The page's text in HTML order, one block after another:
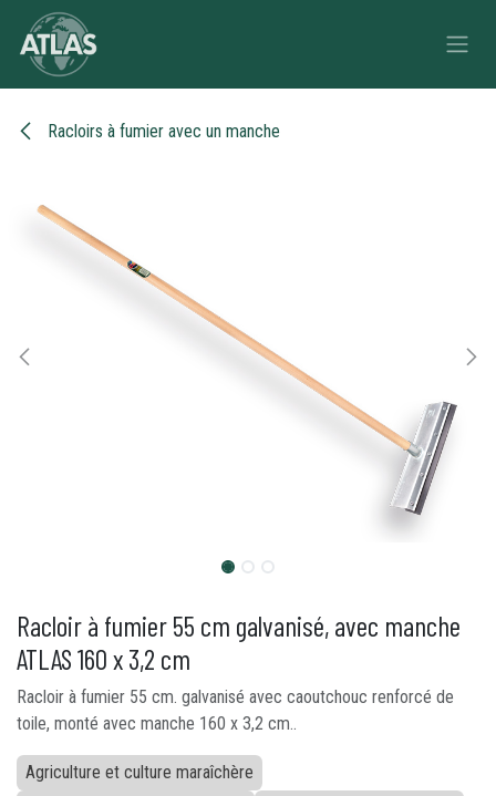
Se rendre au contenu
Racloirs à fumier avec un manche
Racloir à fumier 55 cm galvanisé, avec manche
ATLAS 160 x 3,2 cm
Racloir à fumier 55 cm. galvanisé avec caoutchouc renforcé de
toile, monté avec manche 160 x 3,2 cm..
Agriculture et culture maraîchère